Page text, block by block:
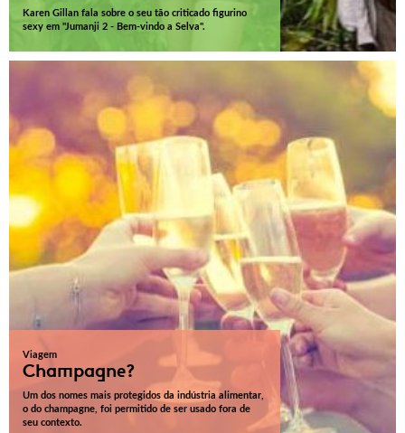
Karen Gillan fala sobre o seu tão criticado figurino
sexy em "Jumanji 2 - Bem-vindo a Selva".
Viagem
Champagne?
Um dos nomes mais protegidos da indústria alimentar,
o do champagne, foi permitido de ser usado fora de
seu contexto.